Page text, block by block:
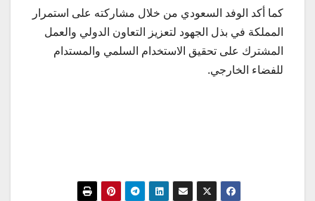
كما أكد الوفد السعودي من خلال مشاركته على استمرار
المملكة في بذل الجهود لتعزيز التعاون الدولي والعمل
المشترك على تحقيق الاستخدام السلمي والمستدام
للفضاء الخارجي.